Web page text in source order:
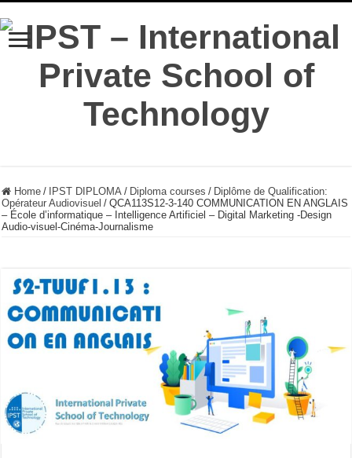
Home / IPST DIPLOMA / Diploma courses / Diplôme de Qualification:
Opérateur Audiovisuel / QCA113S12-3-140 COMMUNICATION EN ANGLAIS
– École d’informatique – Intelligence Artificiel – Digital Marketing -Design
Audio-visuel-Cinéma-Journalisme